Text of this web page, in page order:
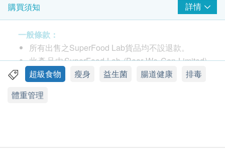
購買須知 詳情
一般條款：
所有出售之SuperFood Lab貨品均不設退款。
此產品由SuperFood Lab (Bear We Can Limited)
提供。
Limited)及健康網購health.ESDlife保留最終決議
超級食物 瘦身 益生菌 腸道健康
排毒
體重管理